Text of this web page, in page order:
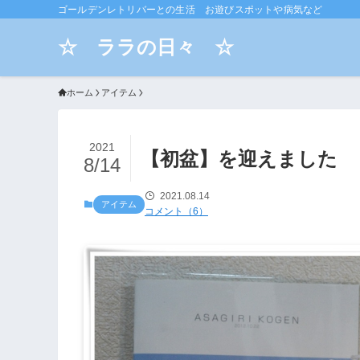
ゴールデンレトリバーとの生活 お遊びスポットや病気など
☆ ララの日々 ☆
ホーム アイテム
【初盆】を迎えました
2021
8/14
アイテム
2021.08.14
コメント（6）